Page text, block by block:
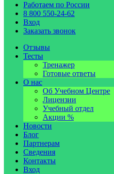
Работаем по России
8 800 550-24-62
Вход
Заказать звонок
Отзывы
Тесты
Тренажер
Готовые ответы
О нас
Об Учебном Центре
Лицензии
Учебный отдел
Акции %
Новости
Блог
Партнерам
Сведения
Контакты
Вход